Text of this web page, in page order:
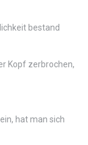
bestand
Kopf zerbrochen,
hat man sich